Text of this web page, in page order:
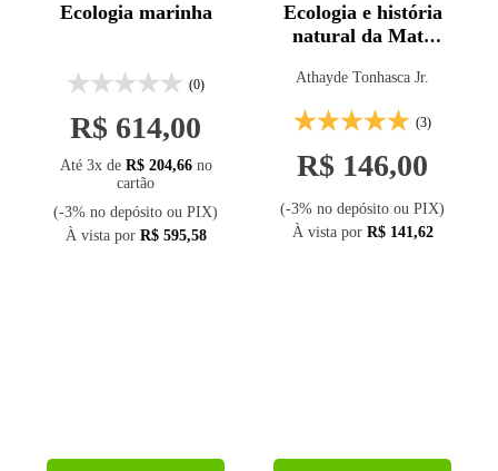
Ecologia marinha
(0)
R$ 614,00
Até 3x de R$ 204,66no
cartão
(-3% no depósito ou PIX)
À vista por R$ 595,58
Ecologia e história
natural da Mata
Athayde Tonhasca Jr.
(3)
R$ 146,00
(-3% no depósito ou PIX)
À vista por R$ 141,62